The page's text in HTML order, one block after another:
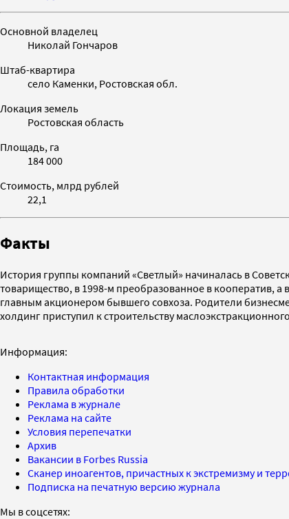
Основной владелец
Николай Гончаров
Штаб-квартира
село Каменки, Ростовская обл.
Локация земель
Ростовская область
Площадь, га
184 000
Стоимость, млрд рублей
22,1
Факты
История группы компаний «Светлый» начиналась в
товарищество, в 1998-м преобразованное в кооператив,
главным акционером бывшего совхоза. Родители
холдинг приступил к строительству
Информация:
Контактная информация
Правила обработки
Реклама в журнале
Реклама на сайте
Условия перепечатки
Архив
Вакансии в Forbes Russia
Сканер иноагентов, причастных к экстремизму и
Подписка на печатную версию журнала
Мы в соцсетях: